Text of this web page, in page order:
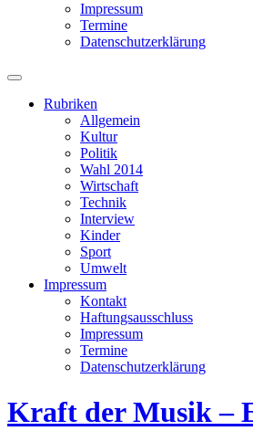
Impressum
Termine
Datenschutzerklärung
Suchfeld
ein-/ausblenden
Rubriken
Allgemein
Kultur
Politik
Wahl 2014
Wirtschaft
Technik
Interview
Kinder
Sport
Umwelt
Impressum
Kontakt
Haftungsausschluss
Impressum
Termine
Datenschutzerklärung
Kraft der Musik –